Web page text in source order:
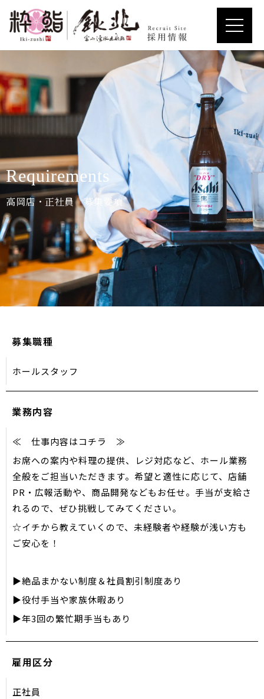
Requirements
高岡店・正社員 募集要項
募集職種
ホールスタッフ
業務内容
≪ 仕事内容はコチラ ≫
お席への案内や料理の提供、レジ対応など、ホール業務
全般をご担当いただきます。希望と適性に応じて、店舗
PR・広報活動や、商品開発などもお任せ。手当が支給さ
れるので、ぜひ挑戦してみてください。
☆イチから教えていくので、未経験者や経験が浅い方も
ご安心を！
▶絶品まかない制度＆社員割引制度あり
▶役付手当や家族休暇あり
▶年3回の繁忙期手当もあり
雇用区分
正社員